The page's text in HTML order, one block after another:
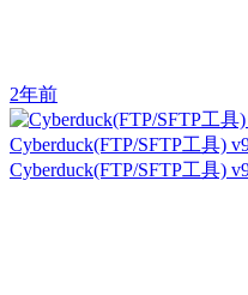
2年前
Cyberduck(FTP/SFTP工具)
Cyberduck(FTP/SFTP工具)